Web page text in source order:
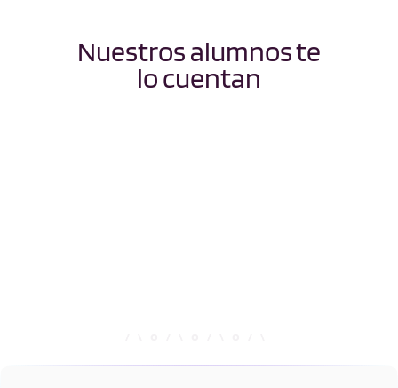
Nuestros alumnos te
lo cuentan